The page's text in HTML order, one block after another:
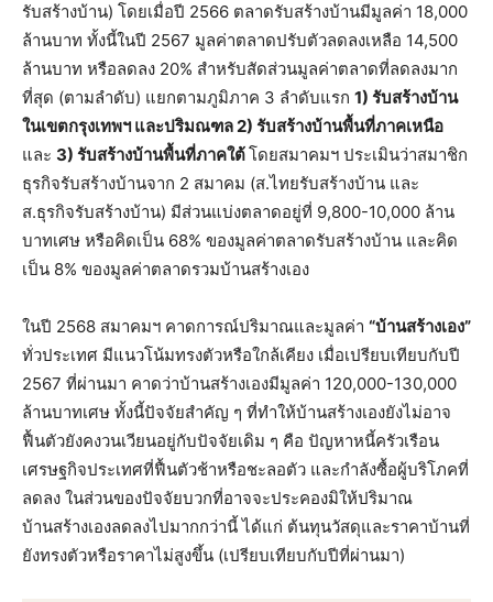
รับสร้างบ้าน) โดยเมื่อปี 2566 ตลาดรับสร้างบ้านมีมูลค่า 18,000
ล้านบาท ทั้งนี้ในปี 2567 มูลค่าตลาดปรับตัวลดลงเหลือ 14,500
ล้านบาท หรือลดลง 20% สำหรับสัดส่วนมูลค่าตลาดที่ลดลงมาก
ที่สุด (ตามลำดับ) แยกตามภูมิภาค 3 ลำดับแรก 1) รับสร้างบ้าน
ในเขตกรุงเทพฯ และปริมณฑล 2) รับสร้างบ้านพื้นที่ภาคเหนือ
และ 3) รับสร้างบ้านพื้นที่ภาคใต้โดยสมาคมฯ ประเมินว่าสมาชิก
ธุรกิจรับสร้างบ้านจาก 2 สมาคม (ส.ไทยรับสร้างบ้าน และ
ส.ธุรกิจรับสร้างบ้าน) มีส่วนแบ่งตลาดอยู่ที่ 9,800-10,000 ล้าน
บาทเศษ หรือคิดเป็น 68% ของมูลค่าตลาดรับสร้างบ้าน และคิด
เป็น 8% ของมูลค่าตลาดรวมบ้านสร้างเอง
ในปี 2568 สมาคมฯ คาดการณ์ปริมาณและมูลค่า “บ้านสร้างเอง”
ทั่วประเทศ มีแนวโน้มทรงตัวหรือใกล้เคียง เมื่อเปรียบเทียบกับปี
2567 ที่ผ่านมา คาดว่าบ้านสร้างเองมีมูลค่า 120,000-130,000
ล้านบาทเศษ ทั้งนี้ปัจจัยสำคัญ ๆ ที่ทำให้บ้านสร้างเองยังไม่อาจ
ฟื้นตัวยังคงวนเวียนอยู่กับปัจจัยเดิม ๆ คือ ปัญหาหนี้ครัวเรือน
เศรษฐกิจประเทศที่ฟื้นตัวช้าหรือชะลอตัว และกำลังซื้อผู้บริโภคที่
ลดลง ในส่วนของปัจจัยบวกที่อาจจะประคองมิให้ปริมาณ
บ้านสร้างเองลดลงไปมากกว่านี้ ได้แก่ ต้นทุนวัสดุและราคาบ้านที่
ยังทรงตัวหรือราคาไม่สูงขึ้น (เปรียบเทียบกับปีที่ผ่านมา)